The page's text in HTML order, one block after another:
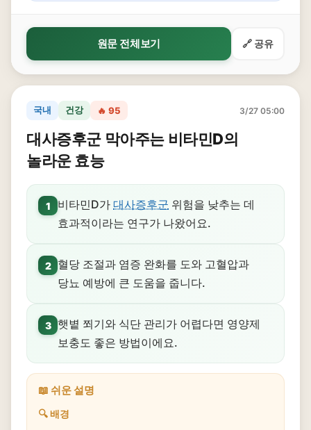
원문 전체보기 🔗 공유
국내 건강 🔥 95 3/27 05:00
대사증후군 막아주는 비타민D의
놀라운 효능
1 비타민D가 대사증후군 위험을 낮추는 데
효과적이라는 연구가 나왔어요.
2
혈당 조절과 염증 완화를 도와 고혈압과
당뇨 예방에 큰 도움을 줍니다.
3
햇볕 쬐기와 식단 관리가 어렵다면 영양제
보충도 좋은 방법이에요.
📖 쉬운 설명
🔍 배경